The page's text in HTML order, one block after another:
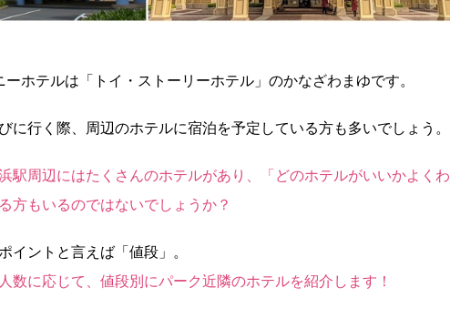
ホテルは「トイ・ストーリーホテル」のかなざわまゆです。
に行く際、周辺のホテルに宿泊を予定している方も多いでしょう。
駅周辺にはたくさんのホテルがあり、「どのホテルがいいかよくわ
方もいるのではないでしょうか？
イントと言えば「値段」。
数に応じて、値段別にパーク近隣のホテルを紹介します！